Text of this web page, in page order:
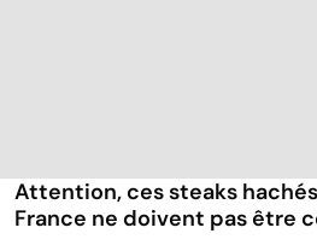
Attention, ces steaks
France ne doivent pas être